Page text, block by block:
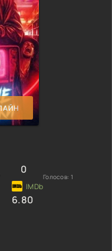
0
Голосов: 1
6.80